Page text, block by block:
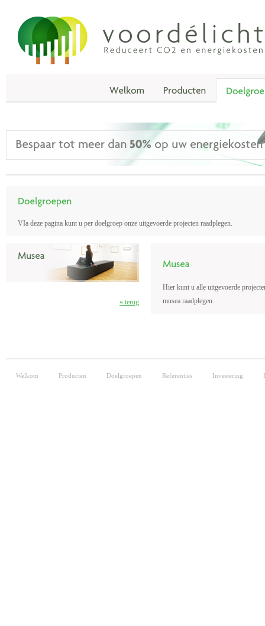
VIa deze pagina kunt u per doelgroep onze uitgevoerde projecten raadplegen.
« terug
Hier kunt u alle uitgevoerde
musea raadplegen.
Welkom Producten Doelgroepen Referenties Investering